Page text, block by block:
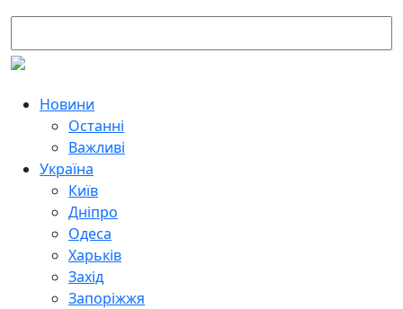
Новини
Останні
Важливі
Україна
Київ
Дніпро
Одеса
Харьків
Захід
Запоріжжя